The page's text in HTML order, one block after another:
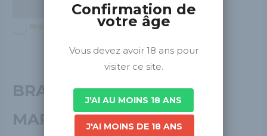
Bretagne
BRASSERIE DES
MARAIS
Confirmation de
votre âge
Vous devez avoir 18 ans pour
visiter ce site.
J'AI AU MOINS 18 ANS
J'AI MOINS DE 18 ANS